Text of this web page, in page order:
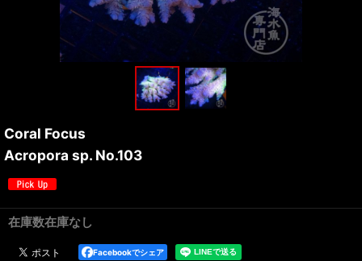
Coral Focus
Acropora sp. No.103
在庫数在庫なし
Facebookでシェア